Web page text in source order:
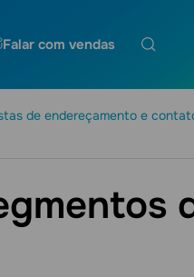
Falar com vendas
de endereçamento e